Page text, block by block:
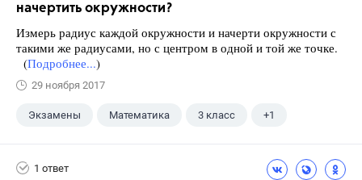
начертить окружности?
Измерь радиус каждой окружности и начерти окружности с
такими же радиусами, но с центром в одной и той же точке.
(Подробнее...)
29 ноября 2017
Экзамены Математика 3 класс +1
1 ответ